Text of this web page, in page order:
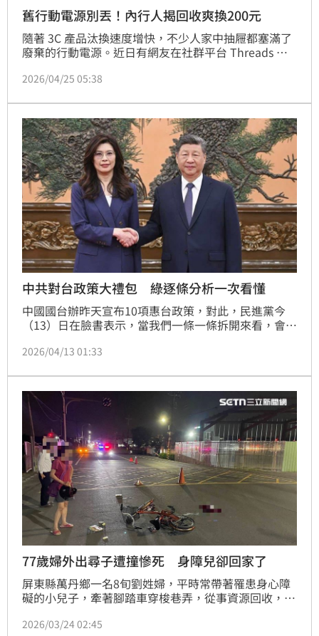
舊行動電源別丟！內行人揭回收爽換200元
隨著 3C 產品汰換速度增快，不少人家中抽屜都塞滿了
廢棄的行動電源。近日有網友在社群平台 Threads 驚
意外發現連鎖通訊行正推出高額折抵活動，一顆舊電池
反而賺到了！」消息一出，立刻引發大批網友瘋傳。
2026/04/25 05:38
中共對台政策大禮包 綠逐條分析一次看懂
中國國台辦昨天宣布10項惠台政策，對此，民進黨今
（13）日在臉書表示，當我們一條一條拆開來看，會發
西，這次中共卻直接把條件講清楚：所謂「利多」，都
是把經濟、貿易、觀光，全部變成交換條件，也就是
「經濟脅迫的公開制度化」。民進黨強調，政府的立場
很清楚：支持健康、有序的兩岸交流，但前提是不能附
帶政治條件，更不
2026/04/13 01:33
77歲婦外出尋子遭撞慘死 身障兒卻回家了
屏東縣萬丹鄉一名8旬劉姓婦，平時常帶著罹患身心障
礙的小兒子，牽著腳踏車穿梭巷弄，從事資源回收，日
務團隊投入協尋，豈料，劉婦等不到消息，心急如焚的
2026/03/24 02:45